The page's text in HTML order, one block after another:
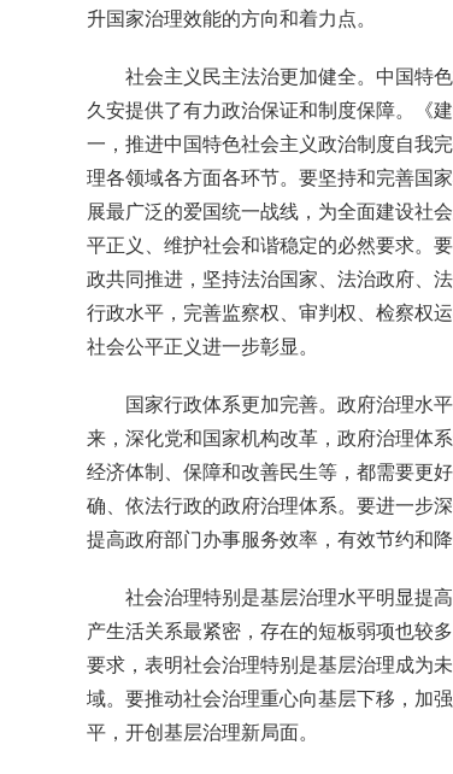
升国家治理效能的方向和着力点。
社会主义民主法治更加健全。中国特
久安提供了有力政治保证和制度保障。《
一，推进中国特色社会主义政治制度自我
理各领域各方面各环节。要坚持和完善国
展最广泛的爱国统一战线，为全面建设社
平正义、维护社会和谐稳定的必然要求。
政共同推进，坚持法治国家、法治政府、
行政水平，完善监察权、审判权、检察权
社会公平正义进一步彰显。
国家行政体系更加完善。政府治理水
来，深化党和国家机构改革，政府治理体
经济体制、保障和改善民生等，都需要更
确、依法行政的政府治理体系。要进一步
提高政府部门办事服务效率，有效节约和
社会治理特别是基层治理水平明显提
产生活关系最紧密，存在的短板弱项也较
要求，表明社会治理特别是基层治理成为
域。要推动社会治理重心向基层下移，加
平，开创基层治理新局面。